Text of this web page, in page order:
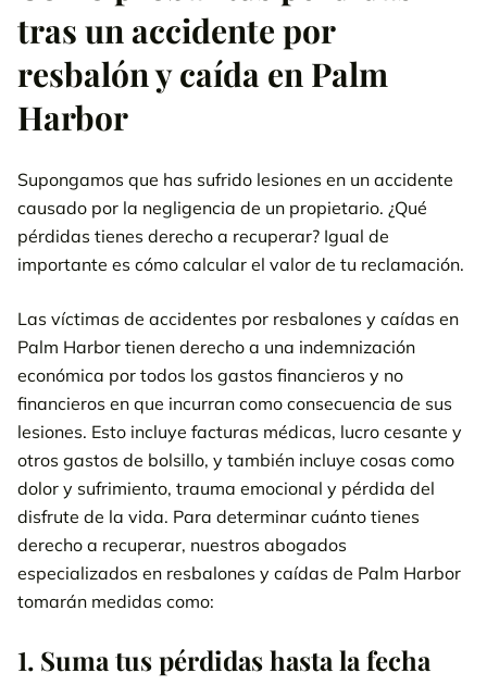
tras un accidente por
resbalón y caída en Palm
Harbor
Supongamos que has sufrido lesiones en un accidente
causado por la negligencia de un propietario. ¿Qué
pérdidas tienes derecho a recuperar? Igual de
importante es cómo calcular el valor de tu reclamación.
Las víctimas de accidentes por resbalones y caídas en
Palm Harbor tienen derecho a una indemnización
económica por todos los gastos financieros y no
financieros en que incurran como consecuencia de sus
lesiones. Esto incluye facturas médicas, lucro cesante y
otros gastos de bolsillo, y también incluye cosas como
dolor y sufrimiento, trauma emocional y pérdida del
disfrute de la vida. Para determinar cuánto tienes
derecho a recuperar, nuestros abogados
especializados en resbalones y caídas de Palm Harbor
tomarán medidas como:
1. Suma tus pérdidas hasta la fecha